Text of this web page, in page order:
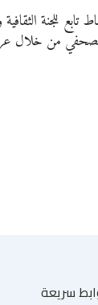
تابع للجنة
والصحفي من
سريعة